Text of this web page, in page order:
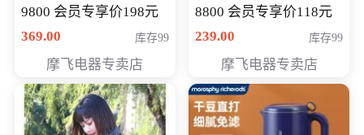
9800 会员专享价198元
369.00
库存99
摩飞电器专卖店
8800 会员专享价118元
239.00
库存99
摩飞电器专卖店